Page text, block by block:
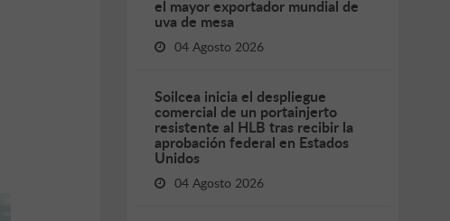
el mayor exportador mundial de
uva de mesa
04 Agosto 2026
Soilcea inicia el despliegue
comercial de un portainjerto
resistente al HLB tras recibir la
aprobación federal en Estados
Unidos
04 Agosto 2026